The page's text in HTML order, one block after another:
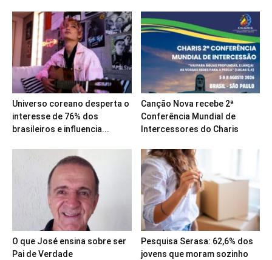
Universo coreano desperta o
interesse de 76% dos
brasileiros e influencia...
Canção Nova recebe 2ª
Conferência Mundial de
Intercessores do Charis
O que José ensina sobre ser
Pai de Verdade
Pesquisa Serasa: 62,6% dos
jovens que moram sozinho